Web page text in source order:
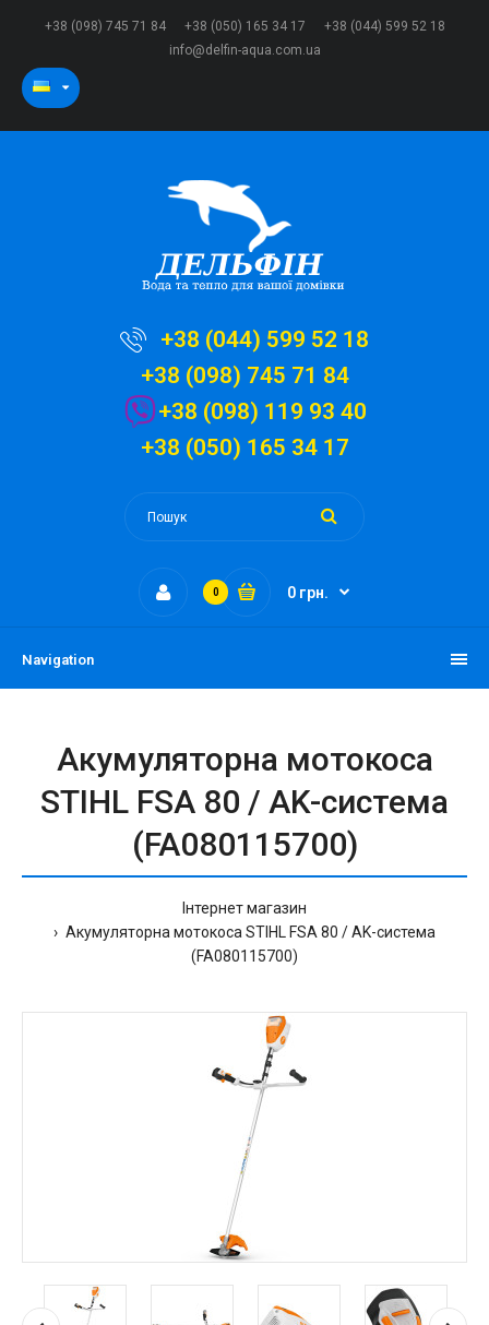
+38 (098) 745 71 84 +38 (050) 165 34 17
+38 (044) 599 52 18
info@delfin-aqua.com.ua
+38 (044) 599 52 18
+38 (098) 745 71 84
+38 (098) 119 93 40
+38 (050) 165 34 17
0 0 грн.
Navigation
Акумуляторна мотокоса
STIHL FSA 80 / AK-система
(FA080115700)
Інтернет магазин
Акумуляторна мотокоса STIHL FSA 80 / AK-система
(FA080115700)